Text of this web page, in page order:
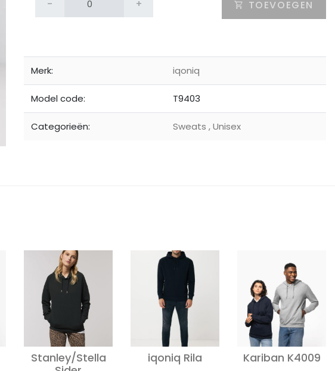
- + TOEVOEGEN
Merk: iqoniq
Model code: T9403
Categorieën: Sweats ,Unisex
Stanley/Stella
iqoniq Rila Kariban K4009